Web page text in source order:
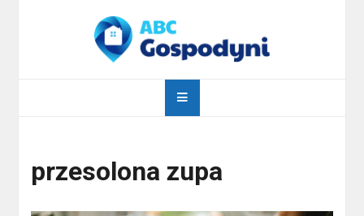
abcgospodyni.pl
przesolona zupa